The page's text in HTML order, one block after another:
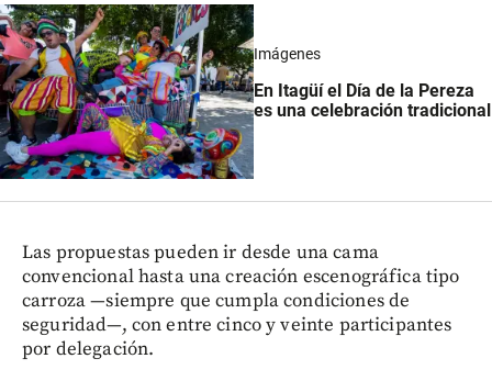
Imágenes
En Itagüí el Día de la Pereza
es una celebración tradicional
Las propuestas pueden ir desde una cama
convencional hasta una creación escenográfica tipo
carroza —siempre que cumpla condiciones de
seguridad—, con entre cinco y veinte participantes
por delegación.